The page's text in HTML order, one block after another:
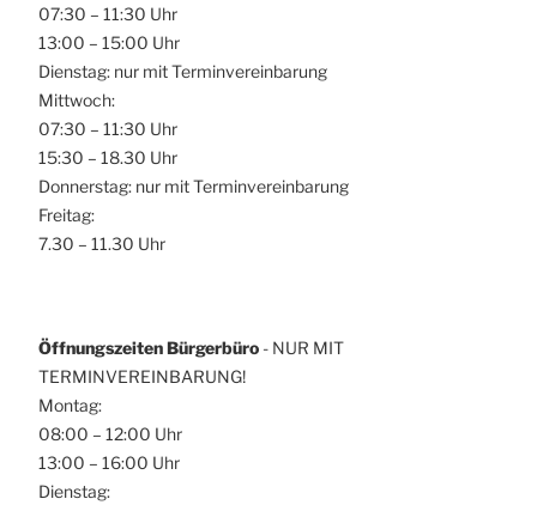
07:30 – 11:30 Uhr
13:00 – 15:00 Uhr
Dienstag: nur mit Terminvereinbarung
Mittwoch:
07:30 – 11:30 Uhr
15:30 – 18.30 Uhr
Donnerstag: nur mit Terminvereinbarung
Freitag:
7.30 – 11.30 Uhr
Öffnungszeiten Bürgerbüro - NUR MIT
TERMINVEREINBARUNG!
Montag:
08:00 – 12:00 Uhr
13:00 – 16:00 Uhr
Dienstag: